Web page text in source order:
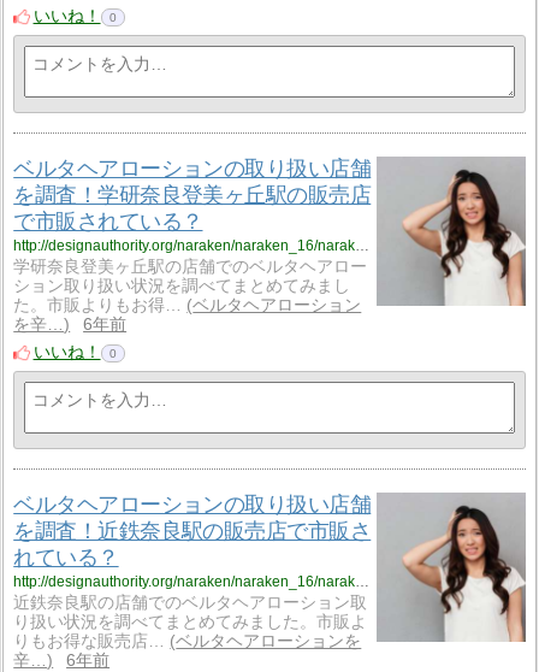
いいね！
0
ベルタヘアローションの取り扱い店舗
を調査！学研奈良登美ヶ丘駅の販売店
で市販されている？
http://designauthority.org/naraken/naraken_16/naraken_16_vriku11/
学研奈良登美ヶ丘駅の店舗でのベルタヘアロー
ション取り扱い状況を調べてまとめてみまし
た。市販よりもお得…
ベルタヘアローション
を辛…
6年前
いいね！
0
ベルタヘアローションの取り扱い店舗
を調査！近鉄奈良駅の販売店で市販さ
れている？
http://designauthority.org/naraken/naraken_16/naraken_16_vriku12/
近鉄奈良駅の店舗でのベルタヘアローション取
り扱い状況を調べてまとめてみました。市販よ
りもお得な販売店…
ベルタヘアローションを
辛…
6年前